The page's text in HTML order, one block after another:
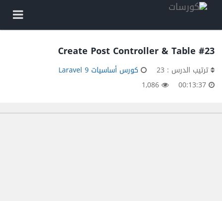
#23 Create Post Controller & Table
ترتيب الدرس : 23
كورس أساسيات Laravel 9